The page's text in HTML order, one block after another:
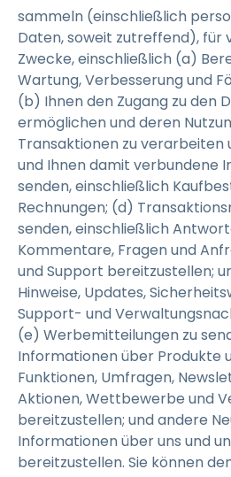
sammeln (einschließlich
Daten, soweit zutreffend), für
Zwecke, einschließlich (a)
Wartung, Verbesserung und
(b) Ihnen den Zugang zu den
ermöglichen und deren
Transaktionen zu verarbeiten
und Ihnen damit verbundene
senden, einschließlich
Rechnungen; (d)
senden, einschließlich
Kommentare, Fragen und
und Support bereitzustellen;
Hinweise, Updates,
Support- und
(e) Werbemitteilungen zu
Informationen über Produkte
Funktionen, Umfragen,
Aktionen, Wettbewerbe und
bereitzustellen; und andere
Informationen über uns und
bereitzustellen. Sie können